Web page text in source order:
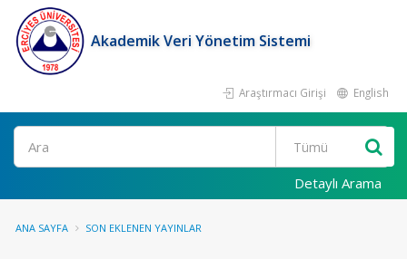
Akademik Veri Yönetim Sistemi
Araştırmacı Girişi English
Ara
Detaylı Arama
ANA SAYFA SON EKLENEN YAYINLAR